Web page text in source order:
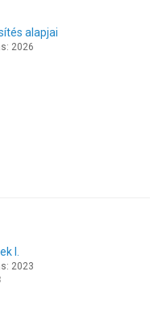
alapjai
2026
I.
2023